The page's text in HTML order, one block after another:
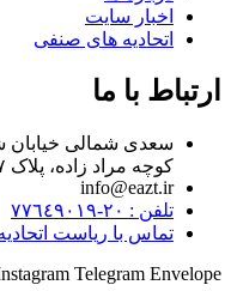
اخبار سایت
اتحادیه های صنفی
ارتباط با ما
سعدی شمالی خیابان
کوچه مراد زاده، پلاک ۷ کدپستی: 1149636563
info@eazt.ir
تلفن : ٢٠-٧٧٦٤٩٠١٩
تماس با ریاست اتحادیه :
Telegram Envelope